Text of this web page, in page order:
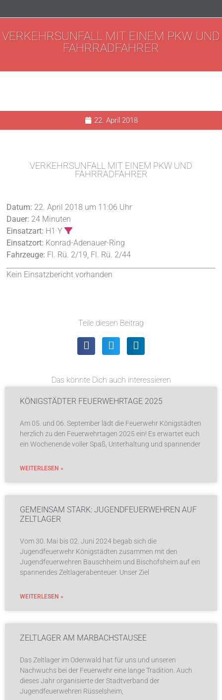
VERKEHRSUNFALL MIT EINEM PKW UND
FAHRRADFAHRER
22. April 2018
VERKEHRSUNFALL MIT EINEM PKW UND
FAHRRADFAHRER
Datum: 22. April 2018 um 11:06 Uhr
Dauer: 24 Minuten
Einsatzart: H1 Y
Einsatzort: Konrad-Adenauer-Ring
Fahrzeuge: Fl. Rü. 2/19, Fl. Rü. 2/44
Kein Einsatzbericht vorhanden
Teile diesen Beitrag
Das könnte Dich auch interessieren
KÖNIGSTÄDTER FEUERWEHRTAGE 2025
Am 05. und 06. September lädt die Feuerwehr Königstädten
herzlich zu den Feuerwehrtagen 2025 ein! Es erwartet euch
ein Wochenende voller Spaß, Unterhaltung und spannender
WEITERLESEN »
GEMEINSAM STARK: JUGENDFEUERWEHREN AUF
ZELTLAGER
Vom 30. Mai bis 02. Juni 2024 begab sich die
Jugendfeuerwehr Königstädten zusammen mit den
Jugendfeuerwehren Bauschheim und Bischofsheim auf ein
spannendes Zeltlagerabenteuer. Unser Ziel
WEITERLESEN »
ZELTLAGER AM MARBACHSTAUSEE
Das Zeltlager im Odenwald hat für uns und unseren
Nachwuchs bei der Feuerwehr eine lange Tradition. Auch
dieses Jahr organisierte der Stadtverband der
Jugendfeuerwehren Rüsselsheim,